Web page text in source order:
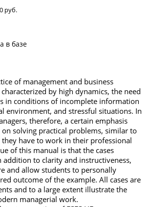
руб.
в базе
of management and business
by high dynamics, the need
in conditions of incomplete information
environment, and stressful situations. In
therefore, a certain emphasis
solving practical problems, similar to
have to work in their professional
of this manual is that the cases
addition to clarity and instructiveness,
and allow students to personally
outcome of the example. All cases are
and to a large extent illustrate the
managerial work.